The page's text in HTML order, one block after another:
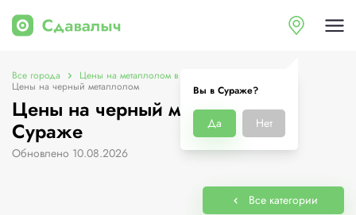
Вы в Сураже?
Да Нет
Все города Цены на металлолом в Сураже
Цены на черный металлолом
Цены на черный металлолом в
Сураже
Обновлено 10.08.2026
Все категории